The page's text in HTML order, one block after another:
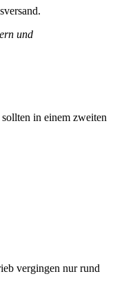
und
in einem zweiten
vergingen nur rund